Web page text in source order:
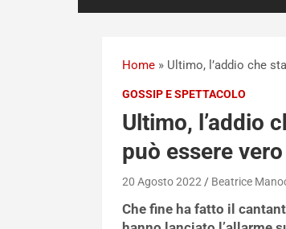
Home » Ultimo, l’addio che
GOSSIP E SPETTACOLO
Ultimo, l’addio
può essere vero
20 Agosto 2022 Beatrice
Che fine ha fatto il